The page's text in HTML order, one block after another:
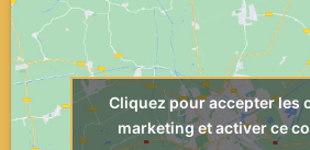
Cliquez pour accepter les
marketing et activer ce